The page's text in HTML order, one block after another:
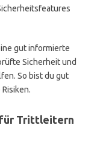
gut informierte
Sicherheit und
So bist du gut
für Trittleitern